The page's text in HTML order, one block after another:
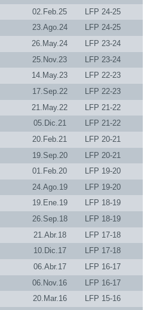
02.Feb.25
LFP 24-25
23.Ago.24
LFP 24-25
26.May.24
LFP 23-24
25.Nov.23
LFP 23-24
14.May.23
LFP 22-23
17.Sep.22
LFP 22-23
21.May.22
LFP 21-22
05.Dic.21
LFP 21-22
20.Feb.21
LFP 20-21
19.Sep.20
LFP 20-21
01.Feb.20
LFP 19-20
24.Ago.19
LFP 19-20
19.Ene.19
LFP 18-19
26.Sep.18
LFP 18-19
21.Abr.18
LFP 17-18
10.Dic.17
LFP 17-18
06.Abr.17
LFP 16-17
06.Nov.16
LFP 16-17
20.Mar.16
LFP 15-16